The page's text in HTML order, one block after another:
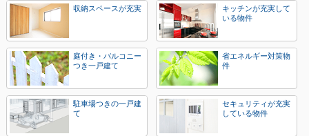
収納スペースが充実
キッチンが充実して
いる物件
庭付き・バルコニー
つき一戸建て
省エネルギー対策物
件
駐車場つきの一戸建
て
セキュリティが充実
している物件